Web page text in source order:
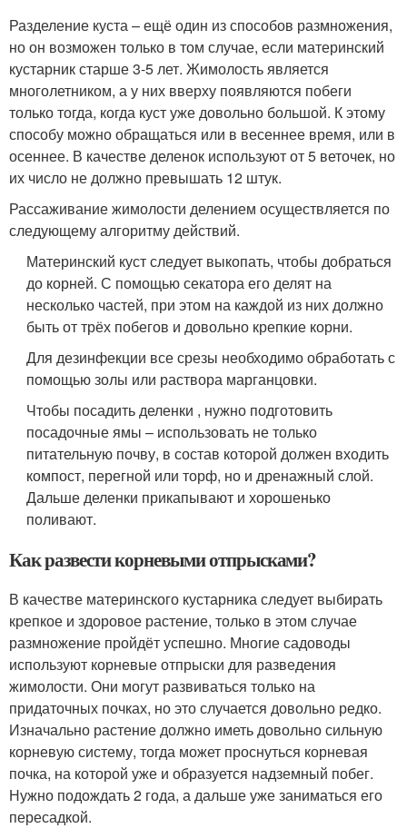
Разделение куста – ещё один из способов размножения,
но он возможен только в том случае, если материнский
кустарник старше 3-5 лет. Жимолость является
многолетником, а у них вверху появляются побеги
только тогда, когда куст уже довольно большой. К этому
способу можно обращаться или в весеннее время, или в
осеннее. В качестве деленок используют от 5 веточек, но
их число не должно превышать 12 штук.
Рассаживание жимолости делением осуществляется по
следующему алгоритму действий.
Материнский куст следует выкопать, чтобы добраться
до корней. С помощью секатора его делят на
несколько частей, при этом на каждой из них должно
быть от трёх побегов и довольно крепкие корни.
Для дезинфекции все срезы необходимо обработать с
помощью золы или раствора марганцовки.
Чтобы посадить деленки , нужно подготовить
посадочные ямы – использовать не только
питательную почву, в состав которой должен входить
компост, перегной или торф, но и дренажный слой.
Дальше деленки прикапывают и хорошенько
поливают.
Как развести корневыми отпрысками?
В качестве материнского кустарника следует выбирать
крепкое и здоровое растение, только в этом случае
размножение пройдёт успешно. Многие садоводы
используют корневые отпрыски для разведения
жимолости. Они могут развиваться только на
придаточных почках, но это случается довольно редко.
Изначально растение должно иметь довольно сильную
корневую систему, тогда может проснуться корневая
почка, на которой уже и образуется надземный побег.
Нужно подождать 2 года, а дальше уже заниматься его
пересадкой.